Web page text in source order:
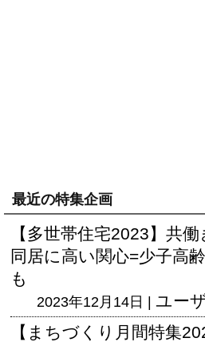
最近の特集企画
【多世帯住宅2023】共
同居に高い関心=少子高
も
2023年12月14日 | ユー
【まちづくり月間特集